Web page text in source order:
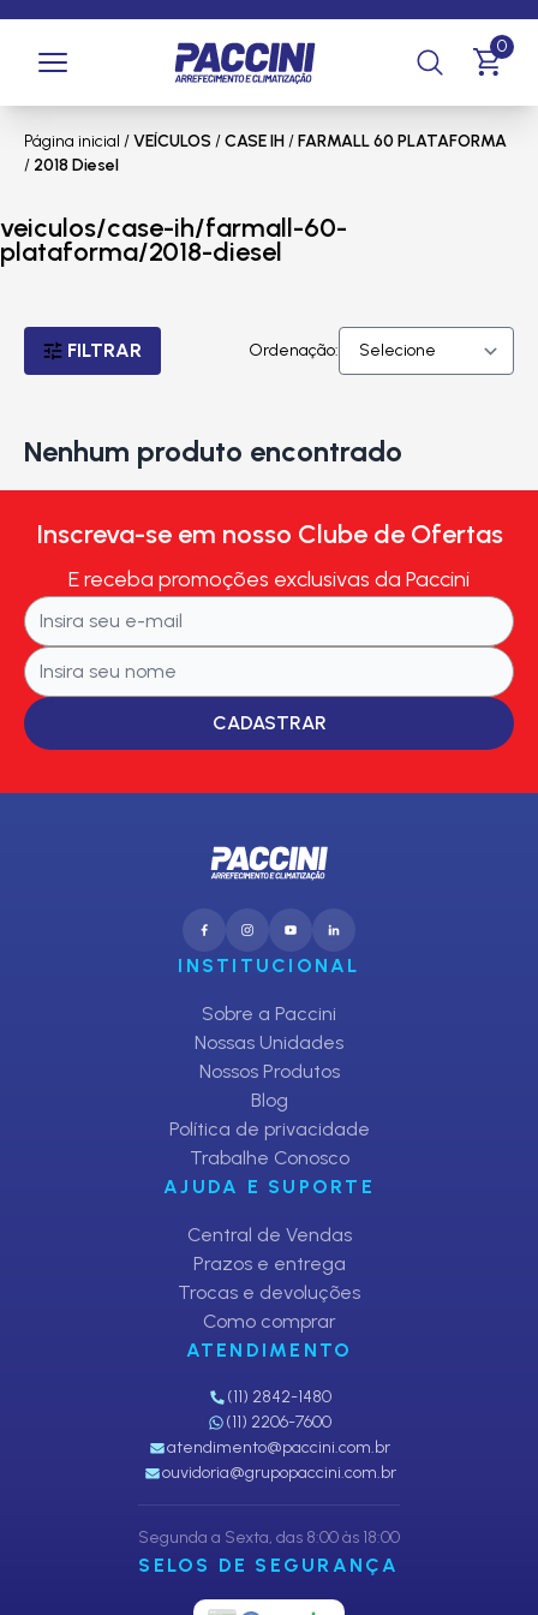
0
Página inicial /VEÍCULOS /CASE IH/FARMALL 60 PLATAFORMA
/ 2018 Diesel
veiculos/case-ih/farmall-60-
plataforma/2018-diesel
FILTRAR Ordenação:
Nenhum produto encontrado
Inscreva-se em nosso Clube de Ofertas
E receba promoções exclusivas da Paccini
CADASTRAR
INSTITUCIONAL
Sobre a Paccini
Nossas Unidades
Nossos Produtos
Blog
Política de privacidade
Trabalhe Conosco
AJUDA E SUPORTE
Central de Vendas
Prazos e entrega
Trocas e devoluções
Como comprar
ATENDIMENTO
(11) 2842-1480
(11) 2206-7600
atendimento@paccini.com.br
ouvidoria@grupopaccini.com.br
Segunda a Sexta, das 8:00 às 18:00
SELOS DE SEGURANÇA